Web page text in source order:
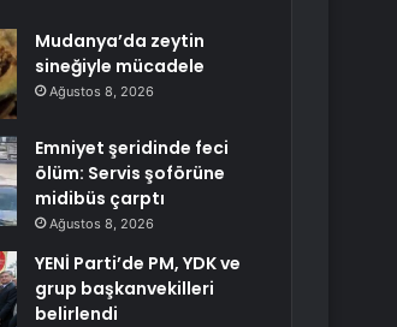
Mudanya’da zeytin
sineğiyle mücadele
Ağustos 8, 2026
Emniyet şeridinde feci
ölüm: Servis şoförüne
midibüs çarptı
Ağustos 8, 2026
YENİ Parti’de PM, YDK ve
grup başkanvekilleri
belirlendi